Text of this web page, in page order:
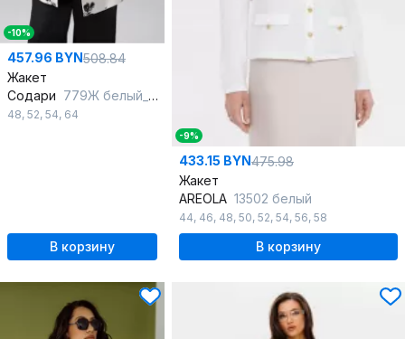
-10%
457.96 BYN508.84
Жакет
Содари 779Ж белый_с_цветочным_принтом
48, 52, 54, 64
В корзину
-9%
433.15 BYN475.98
Жакет
AREOLA 13502 белый
44, 46, 48, 50, 52, 54, 56, 58
В корзину